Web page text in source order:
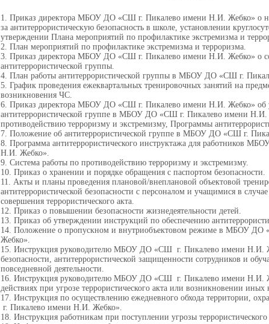
1. Приказ директора МБОУ ДО «СШ г. Пикалево имени Н.И. Жебко» о
за антитеррористическую безопасность в школе, установлении
утверждении Плана мероприятий по профилактике экстремизма и
2. План мероприятий по профилактике экстремизма и терроризма.
3. Приказ директора МБОУ ДО «СШ г. Пикалево имени Н.И. Жебко» о
антитеррористической группы.
4. План работы антитеррористической группы в МБОУ ДО «СШ г.
5. График проведения ежеквартальных тренировочных занятий на
возникновения ЧС.
6. Приказ директора МБОУ ДО «СШ г. Пикалево имени Н.И. Жебко» об
антитеррористической группе в МБОУ ДО «СШ г. Пикалево имени Н.И.
противодействию терроризму и экстремизму, Программы
7. Положение об антитеррористической группе в МБОУ ДО «СШ г.
8. Программа антитеррористического инструктажа для работников
Н.И. Жебко».
9. Система работы по противодействию терроризму и экстремизму.
10. Приказ о хранении и порядке обращения с паспортом безопасности.
11. Акты и планы проведения плановой/внеплановой объектовой
антитеррористической безопасности с персоналом и учащимися в
совершения террористического акта.
12. Приказ о повышении безопасности жизнедеятельности детей.
13. Приказ об утверждении инструкций по обеспечению
14. Положение о пропускном и внутриобъектовом режиме в МБОУ
Жебко».
15. Инструкция руководителю МБОУ ДО «СШ г. Пикалево имени Н.И.
безопасности, антитеррористической защищенности сотрудников и
повседневной деятельности.
16. Инструкция руководителю МБОУ ДО «СШ г. Пикалево имени Н.И.
действиях при угрозе террористического акта или возникновении
17. Инструкция по осуществлению ежедневного обхода территории,
г. Пикалево имени Н.И. Жебко».
18. Инструкция работникам при поступлении угрозы террористического